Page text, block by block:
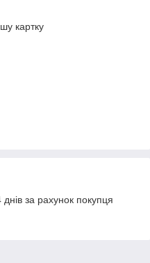
картку
за рахунок покупця